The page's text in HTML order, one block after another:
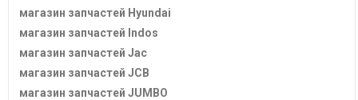
магазин запчастей Hyundai
магазин запчастей Indos
магазин запчастей Jac
магазин запчастей JCB
магазин запчастей JUMBO